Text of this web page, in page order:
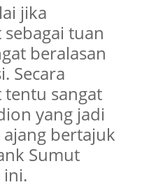
jika
tuan
beralasan
Secara
sangat
yang jadi
bertajuk
Sumut